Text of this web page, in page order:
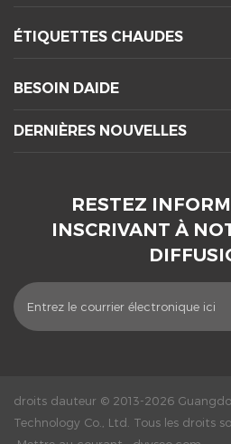
ÉTIQUETTES CHAUDES
BESOIN DAIDE
DERNIÈRES NOUVELLES
RESTEZ
INSCRIVANT À
droits dauteur © 2013-2026
Technology Co., Ltd. Tous les droits